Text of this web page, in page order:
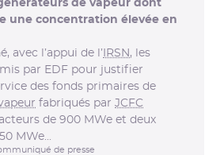
de vapeur dont
une concentration élevée en
avec l’appui de l’ IRSN , les
par EDF pour justifier
des fonds primaires de
fabriqués par JCFC
de 900 MWe et deux
MWe...
de presse